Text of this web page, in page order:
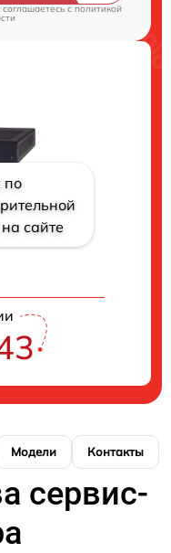
cполитикой
по
сайте
Модели Контакты
сервис-